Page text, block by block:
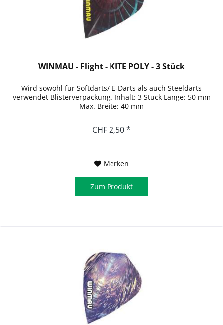
WINMAU - Flight - KITE POLY - 3 Stück
Wird sowohl für Softdarts/ E-Darts als auch Steeldarts
verwendet Blisterverpackung. Inhalt: 3 Stück Länge: 50 mm
Max. Breite: 40 mm
CHF 2,50 *
Merken
Zum Produkt